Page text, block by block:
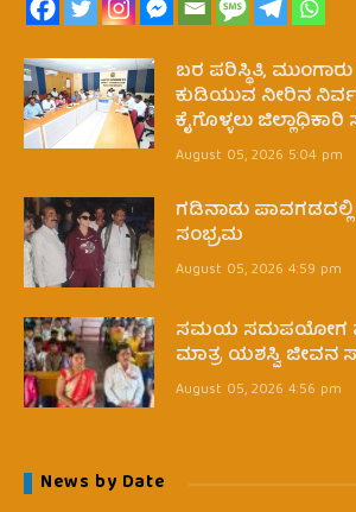
ಬರ ಪರಿಸ್ಥಿತಿ,
ಕುಡಿಯುವ ನೀರಿನ
ಕೈಗೊಳ್ಳಲು
August 05, 2026 5:04 pm
ಗಡಿನಾಡು
ಸಂಭ್ರಮ
August 05, 2026 4:59 pm
ಸಮಯ ಸದುಪಯೋಗ
ಮಾತ್ರ ಯಶಸ್ವಿ ಜೀವನ
August 05, 2026 4:56 pm
News by Date